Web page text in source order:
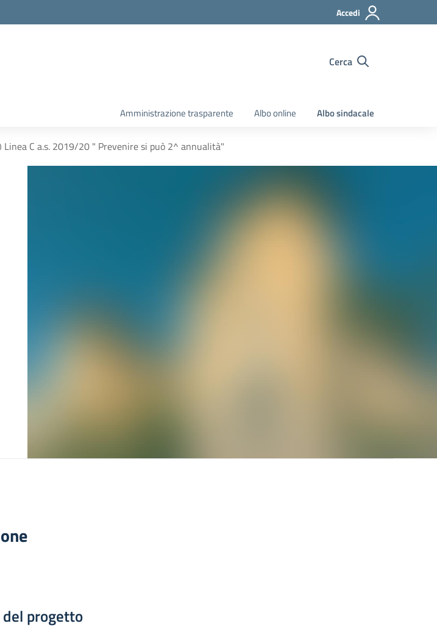
Accedi
Cerca
Amministrazione trasparente Albo online Albo sindacale
C a.s. 2019/20 " Prevenire si può 2^ annualità"
progetto